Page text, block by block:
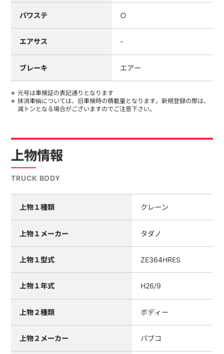
パワステ ○
エアサス -
ブレーキ エアー
元号は車検証の表記通りとなります
抹消車輌については、旧車検時の積載量となります。新規登録の際は、
減トンとなる場合がございますのでご注意下さい。
上物情報
TRUCK BODY
上物１種類 クレーン
上物１メーカー タダノ
上物１型式 ZE364HRES
上物１年式 H26/9
上物２種類 ボディー
上物２メーカー パブコ